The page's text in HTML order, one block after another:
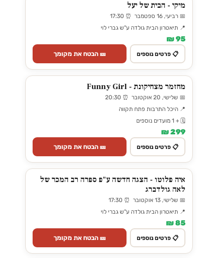
מיקי - הבית של יעל
📅 רביעי, 16 ספטמבר ⏰ 17:30
📍 תיאטרון הבית גולדה ע"ש גברי לוי
95 ₪
📋 פרטים נוספים 🎫 הבטח את מקומך
מחזמר מצחיקונת - Funny Girl
📅 שלישי, 20 אוקטובר ⏰ 20:30
📍 היכל התרבות פתח תקווה
🗓️ + 1 מועדים נוספים
299 ₪
📋 פרטים נוספים 🎫 הבטח את מקומך
איה פלוטו - הצגה חדשה ע"פ ספרה רב המכר של
לאה גולדברג
📅 שלישי, 13 אוקטובר ⏰ 17:30
📍 תיאטרון הבית גולדה ע"ש גברי לוי
85 ₪
📋 פרטים נוספים 🎫 הבטח את מקומך